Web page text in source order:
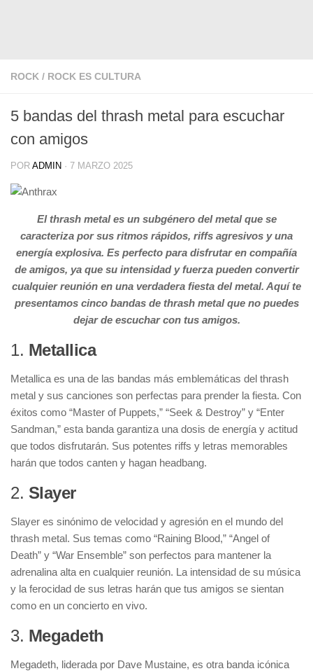
ROCK / ROCK ES CULTURA
5 bandas del thrash metal para escuchar
con amigos
POR ADMIN · 7 MARZO 2025
El thrash metal es un subgénero del metal que se
caracteriza por sus ritmos rápidos, riffs agresivos y una
energía explosiva. Es perfecto para disfrutar en compañía
de amigos, ya que su intensidad y fuerza pueden convertir
cualquier reunión en una verdadera fiesta del metal. Aquí te
presentamos cinco bandas de thrash metal que no puedes
dejar de escuchar con tus amigos.
1. Metallica
Metallica es una de las bandas más emblemáticas del thrash
metal y sus canciones son perfectas para prender la fiesta. Con
éxitos como “Master of Puppets,” “Seek & Destroy” y “Enter
Sandman,” esta banda garantiza una dosis de energía y actitud
que todos disfrutarán. Sus potentes riffs y letras memorables
harán que todos canten y hagan headbang.
2. Slayer
Slayer es sinónimo de velocidad y agresión en el mundo del
thrash metal. Sus temas como “Raining Blood,” “Angel of
Death” y “War Ensemble” son perfectos para mantener la
adrenalina alta en cualquier reunión. La intensidad de su música
y la ferocidad de sus letras harán que tus amigos se sientan
como en un concierto en vivo.
3. Megadeth
Megadeth, liderada por Dave Mustaine, es otra banda icónica